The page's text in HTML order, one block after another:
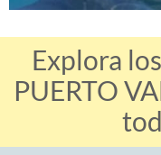
Explora
PUERTO